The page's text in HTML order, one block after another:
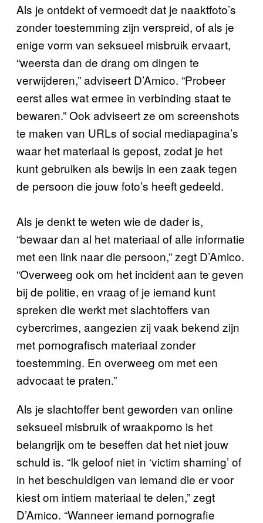
Als je ontdekt of vermoedt dat je naaktfoto’s
zonder toestemming zijn verspreid, of als je
enige vorm van seksueel misbruik ervaart,
“weersta dan de drang om dingen te
verwijderen,” adviseert D’Amico. “Probeer
eerst alles wat ermee in verbinding staat te
bewaren.” Ook adviseert ze om screenshots
te maken van URLs of social mediapagina’s
waar het materiaal is gepost, zodat je het
kunt gebruiken als bewijs in een zaak tegen
de persoon die jouw foto’s heeft gedeeld.
Als je denkt te weten wie de dader is,
“bewaar dan al het materiaal of alle informatie
met een link naar die persoon,” zegt D’Amico.
“Overweeg ook om het incident aan te geven
bij de politie, en vraag of je iemand kunt
spreken die werkt met slachtoffers van
cybercrimes, aangezien zij vaak bekend zijn
met pornografisch materiaal zonder
toestemming. En overweeg om met een
advocaat te praten.”
Als je slachtoffer bent geworden van online
seksueel misbruik of wraakporno is het
belangrijk om te beseffen dat het niet jouw
schuld is. “Ik geloof niet in ‘victim shaming’ of
in het beschuldigen van iemand die er voor
kiest om intiem materiaal te delen,” zegt
D’Amico. “Wanneer iemand pornografie